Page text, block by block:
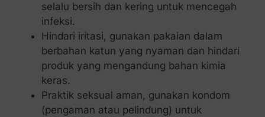
selalu bersih dan kering untuk mencegah
infeksi.
Hindari iritasi, gunakan pakaian dalam
berbahan katun yang nyaman dan hindari
produk yang mengandung bahan kimia
keras.
Praktik seksual aman, gunakan kondom
(pengaman atau pelindung) untuk